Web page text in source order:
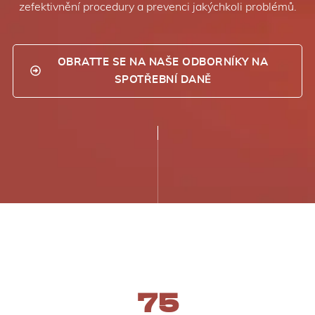
zefektivnění procedury a prevenci jakýchkoli problémů.
OBRATTE SE NA NAŠE ODBORNÍKY NA
SPOTŘEBNÍ DANĚ
75